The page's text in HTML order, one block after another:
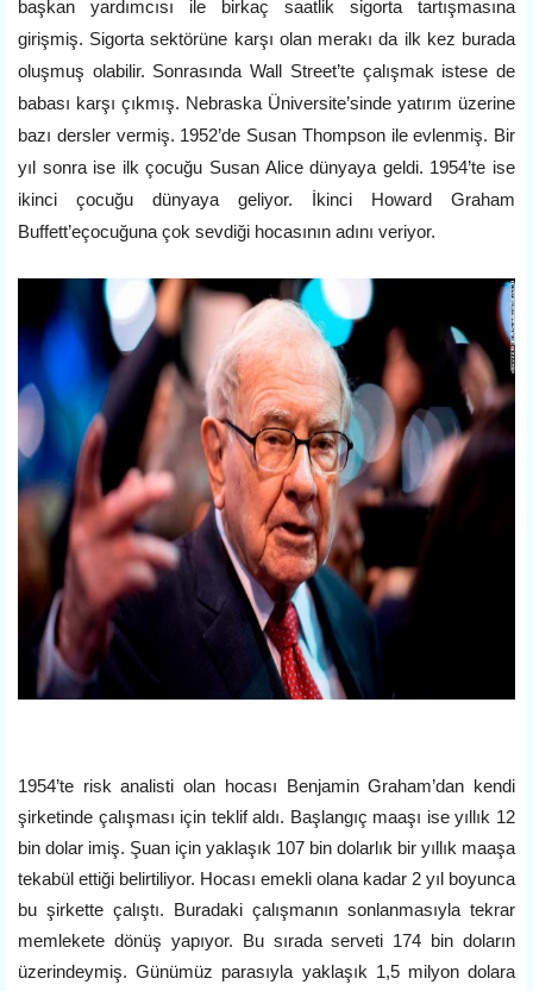
başkan yardımcısı ile birkaç saatlik sigorta tartışmasına
girişmiş. Sigorta sektörüne karşı olan merakı da ilk kez burada
oluşmuş olabilir. Sonrasında Wall Street’te çalışmak istese de
babası karşı çıkmış. Nebraska Üniversite’sinde yatırım üzerine
bazı dersler vermiş. 1952’de Susan Thompson ile evlenmiş. Bir
yıl sonra ise ilk çocuğu Susan Alice dünyaya geldi. 1954’te ise
ikinci çocuğu dünyaya geliyor. İkinci Howard Graham
Buffett’eçocuğuna çok sevdiği hocasının adını veriyor.
1954’te risk analisti olan hocası Benjamin Graham’dan kendi
şirketinde çalışması için teklif aldı. Başlangıç maaşı ise yıllık 12
bin dolar imiş. Şuan için yaklaşık 107 bin dolarlık bir yıllık maaşa
tekabül ettiği belirtiliyor. Hocası emekli olana kadar 2 yıl boyunca
bu şirkette çalıştı. Buradaki çalışmanın sonlanmasıyla tekrar
memlekete dönüş yapıyor. Bu sırada serveti 174 bin doların
üzerindeymiş. Günümüz parasıyla yaklaşık 1,5 milyon dolara